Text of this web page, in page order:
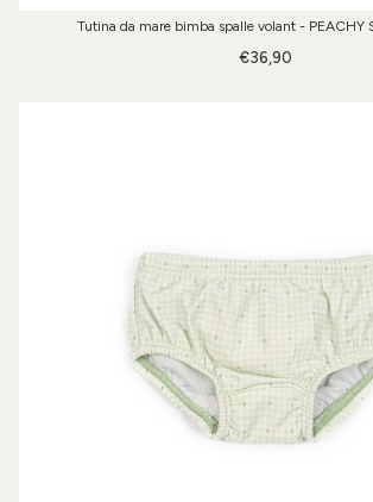
Tutina da mare bimba spalle volant - PEACHY
€36,90